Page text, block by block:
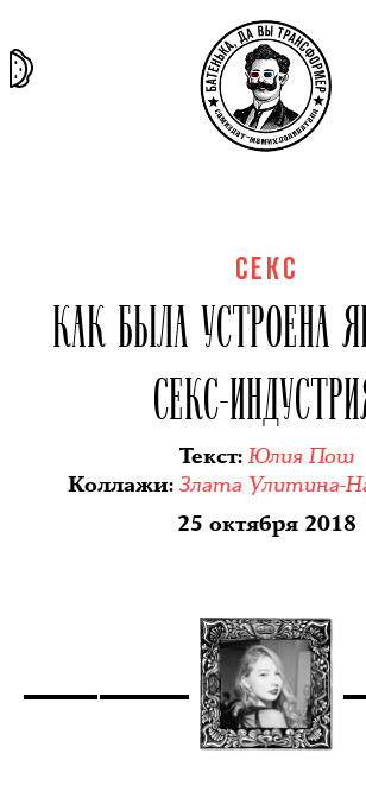
СЕКС
КАК БЫЛА УСТРОЕНА
СЕКС-
Текст:Юлия Пош
Коллажи:Злата Улитина-
25 октября 2018